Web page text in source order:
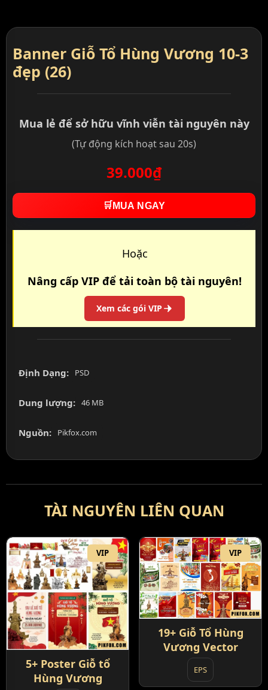
Banner Giỗ Tổ Hùng Vương 10-3
đẹp (26)
Mua lẻ để sở hữu vĩnh viễn tài nguyên này
(Tự động kích hoạt sau 20s)
39.000₫
🛒 MUA NGAY
Hoặc
Nâng cấp VIP để tải toàn bộ tài nguyên!
Xem các gói VIP
Định Dạng: PSD
Dung lượng: 46 MB
Nguồn: Pikfox.com
TÀI NGUYÊN LIÊN QUAN
VIP
5+ Poster Giỗ tổ
Hùng Vương
VIP
19+ Giỗ Tổ Hùng
Vương Vector
EPS